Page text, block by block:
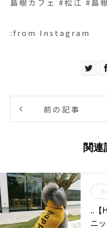
島根カフェ #松江 #島
:from Instagram
前の記事
関連
..【
ニ